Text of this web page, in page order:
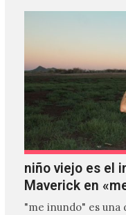
niño viejo es el
Maverick en
"me inundo" es una